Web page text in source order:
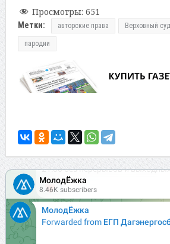
Просмотры: 651
Метки: авторские права Верховный
пародии